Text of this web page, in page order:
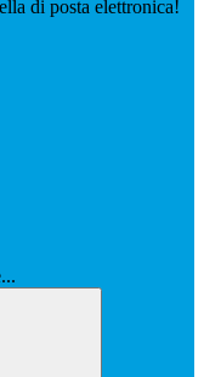
di posta elettronica!